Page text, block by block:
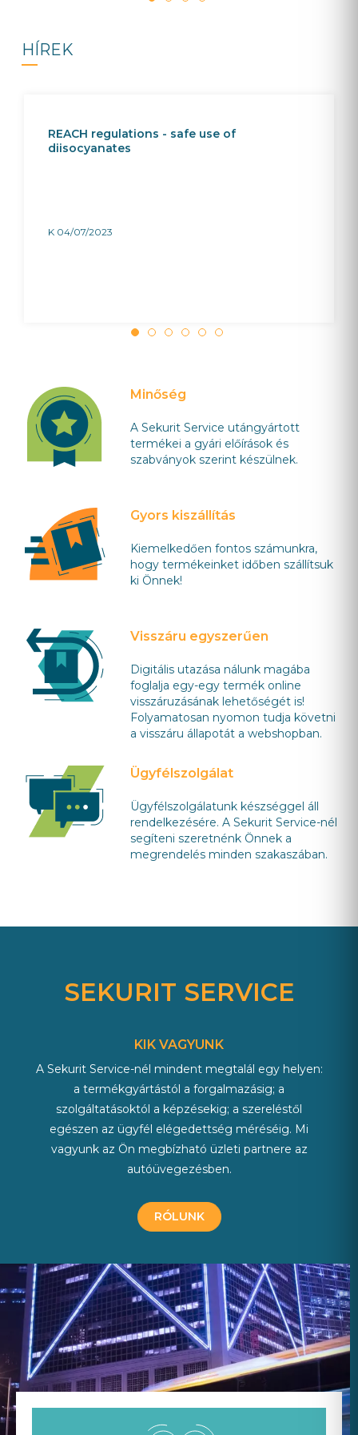
HÍREK
REACH regulations - safe use of
diisocyanates
K 04/07/2023
Minőség
A Sekurit Service utángyártott
termékei a gyári előírások és
szabványok szerint készülnek.
Gyors kiszállítás
Kiemelkedően fontos számunkra,
hogy termékeinket időben szállítsuk
ki Önnek!
Visszáru egyszerűen
Digitális utazása nálunk magába
foglalja egy-egy termék online
visszáruzásának lehetőségét is!
Folyamatosan nyomon tudja követni
a visszáru állapotát a webshopban.
Ügyfélszolgálat
Ügyfélszolgálatunk készséggel áll
rendelkezésére. A Sekurit Service-nél
segíteni szeretnénk Önnek a
megrendelés minden szakaszában.
SEKURIT SERVICE
KIK VAGYUNK
A Sekurit Service-nél mindent megtalál egy helyen:
a termékgyártástól a forgalmazásig; a
szolgáltatásoktól a képzésekig; a szereléstől
egészen az ügyfél elégedettség méréséig. Mi
vagyunk az Ön megbízható üzleti partnere az
autóüvegezésben.
RÓLUNK